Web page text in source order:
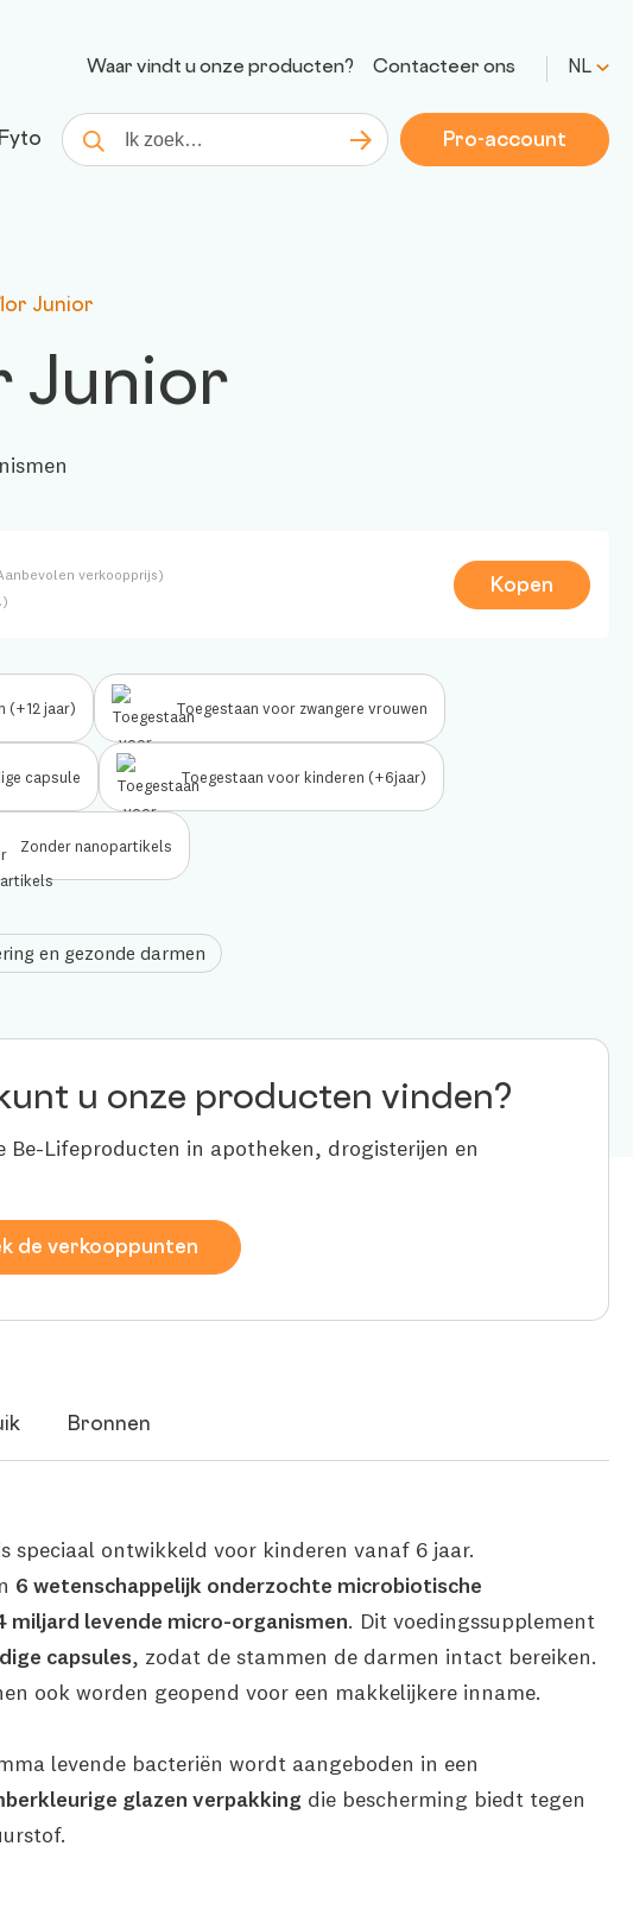
Waar vindt u onze producten? Contacteer ons NL
Zoekopdracht Zoeken Pro-account
Junior
Junior
verkoopprijs)
Kopen
(+12 jaar) Toegestaan voor zwangere vrouwen
capsule Toegestaan voor kinderen (+6jaar)
Zonder nanopartikels
en gezonde darmen
u onze producten vinden?
Be-Lifeproducten in apotheken, drogisterijen en
de verkooppunten
Bronnen
speciaal ontwikkeld voor kinderen vanaf 6 jaar.
6 wetenschappelijk onderzochte microbiotische
miljard levende micro-organismen. Dit voedingssupplement
capsules, zodat de stammen de darmen intact bereiken.
ook worden geopend voor een makkelijkere inname.
levende bacteriën wordt aangeboden in een
glazen verpakkingdie bescherming biedt tegen